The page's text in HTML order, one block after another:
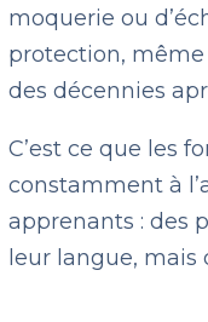
moquerie ou
protection,
des décennies
C’est ce que les
constamment à
apprenants : des
leur langue, mais